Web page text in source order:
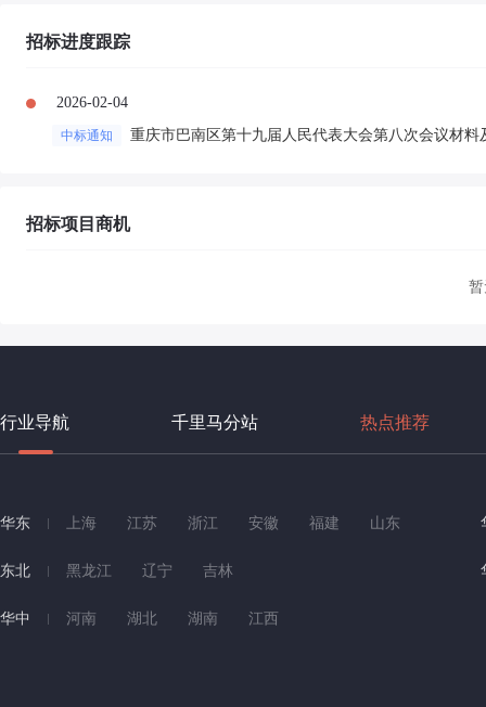
招标进度跟踪
2026-02-04
中标通知 重庆市巴南区第十九届人民代表大会第八次会议材料
招标项目商机
行业导航 千里马分站 热点推荐
华东 上海 江苏 浙江 安徽 福建 山东
东北 黑龙江 辽宁 吉林
华中 河南 湖北 湖南 江西